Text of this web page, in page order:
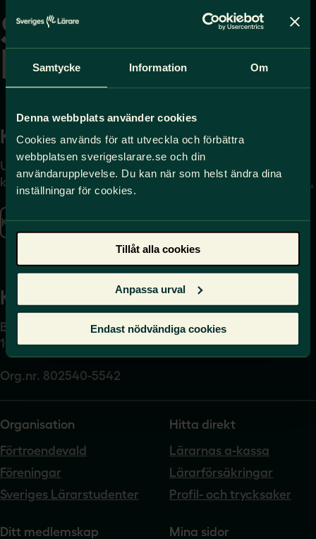
Samtycke Information Om
Denna webbplats använder cookies
Cookies används för att utveckla och förbättra
webbplatsen sverigeslarare.se och din
användarupplevelse. Du kan när som helst ändra dina
inställningar för cookies.
Tillåt alla cookies
Anpassa urval
Endast nödvändiga cookies
till
startsidan
Kontakta
Uppgifter om hur du
kontaktar oss finns här.
Kontakta oss
Press
Journalist – du når oss
press@sverigeslarare.
Kansli
Box 17061
104 62 Stockholm
Org.nr. 802540-5542
Organisation
Förtroendevald
Föreningar
Sveriges Lärarstudenter
Hitta direkt
Lärarnas a-kassa
Lärarförsäkringar
Profil- och trycksaker
Ditt medlemskap Mina sidor